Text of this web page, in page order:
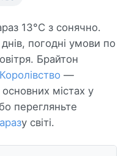
13°C з сонячно.
погодні умови по
Брайтон
—
містах у
перегляньте
у світі.